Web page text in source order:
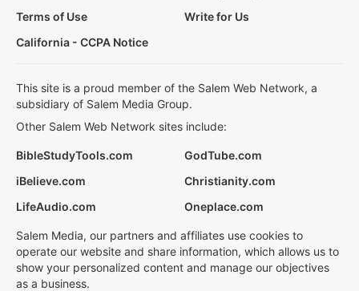
Terms of Use
Write for Us
California - CCPA Notice
This site is a proud member of the Salem Web Network, a
subsidiary of Salem Media Group.
Other Salem Web Network sites include:
BibleStudyTools.com
GodTube.com
iBelieve.com
Christianity.com
LifeAudio.com
Oneplace.com
Salem Media, our partners and affiliates use cookies to
operate our website and share information, which allows us to
show your personalized content and manage our objectives
as a business.